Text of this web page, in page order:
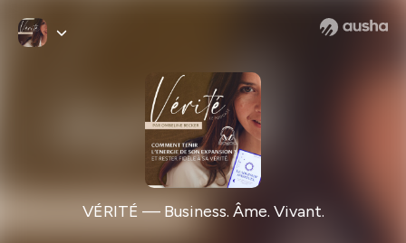
VÉRITÉ — Business. Âme. Vivant.